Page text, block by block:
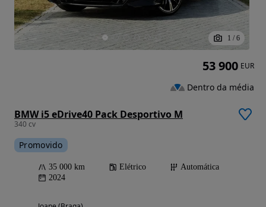
1 / 6
BMW i5 eDrive40 Pack Desportivo M
340 cv
Promovido
35 000 km Elétrico
Automática
2024
53 900 EUR
Dentro da média